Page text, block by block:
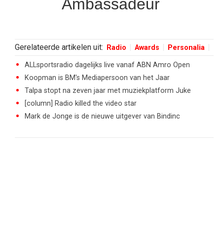
Ambassadeur
Gerelateerde artikelen uit: Radio Awards Personalia
ALLsportsradio dagelijks live vanaf ABN Amro Open
Koopman is BM's Mediapersoon van het Jaar
Talpa stopt na zeven jaar met muziekplatform Juke
[column] Radio killed the video star
Mark de Jonge is de nieuwe uitgever van Bindinc